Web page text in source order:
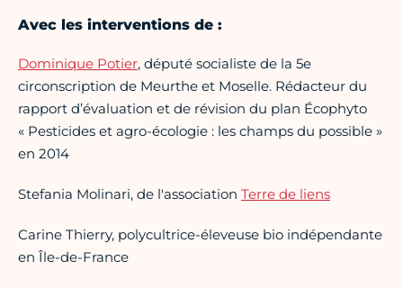
Avec les interventions de :
Dominique Potier, député socialiste de la 5e
circonscription de Meurthe et Moselle. Rédacteur du
rapport d’évaluation et de révision du plan Écophyto
« Pesticides et agro-écologie : les champs du possible »
en 2014
Stefania Molinari, de l'association Terre de liens
Carine Thierry, polycultrice-éleveuse bio indépendante
en Île-de-France